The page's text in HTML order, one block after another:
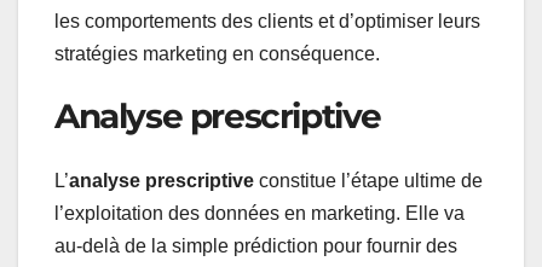
les comportements des clients et d’optimiser leurs
stratégies marketing en conséquence.
Analyse prescriptive
L’analyse prescriptive constitue l’étape ultime de
l’exploitation des données en marketing. Elle va
au-delà de la simple prédiction pour fournir des